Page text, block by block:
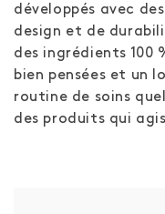
développés avec
design et de
des ingrédients 100
bien pensées et un
routine de soins
des produits qui